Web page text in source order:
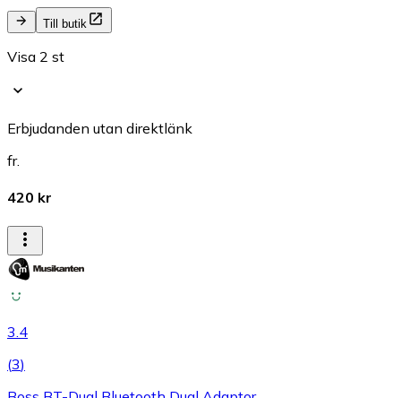
Till butik
Visa 2 st
Erbjudanden utan direktlänk
fr.
420 kr
3.4
(3)